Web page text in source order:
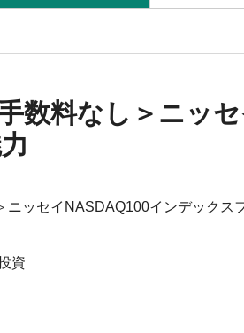
数料なし＞ニッ
ニッセイNASDAQ100インデック
資